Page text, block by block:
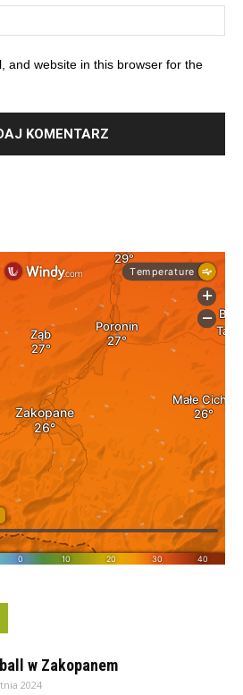
and website in this browser for the
w Zakopanem
2024